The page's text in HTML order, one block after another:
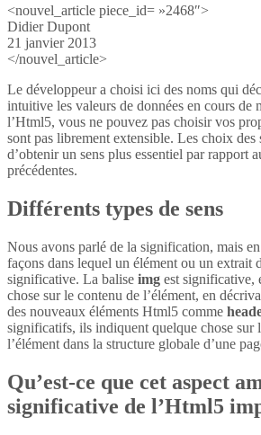
<nouvel_article piece_id= »2468″>
Didier Dupont
21 janvier 2013
</nouvel_article>
Le développeur a choisi ici des noms qui
intuitive les valeurs de données en cours de
l’Html5, vous ne pouvez pas choisir vos
sont pas librement extensible. Les choix
d’obtenir un sens plus essentiel par rapport
précédentes.
Différents types de sens
Nous avons parlé de la signification, mais
façons dans lequel un élément ou un extrait
significative. La balise img est significative,
chose sur le contenu de l’élément, en
des nouveaux éléments Html5 comme
significatifs, ils indiquent quelque chose sur
l’élément dans la structure globale d’une
Qu’est-ce que cet aspect
significative de l’Html5